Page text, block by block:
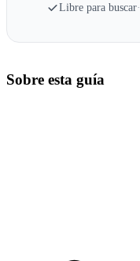
Libre para buscar·
Sobre esta guía